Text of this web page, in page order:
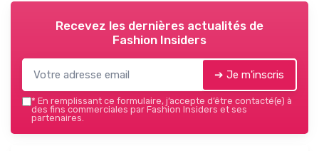
Recevez les dernières actualités de
Fashion Insiders
➔ Je m'inscris
* En remplissant ce formulaire, j’accepte d’être contacté(e) à
des fins commerciales par Fashion Insiders et ses
partenaires.